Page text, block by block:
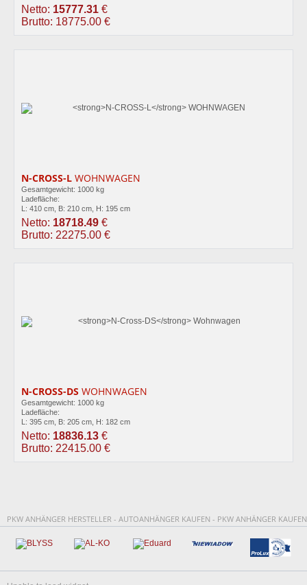
Netto: 15777.31 €
Brutto: 18775.00 €
N-CROSS-L WOHNWAGEN
Gesamtgewicht: 1000 kg
Ladefläche:
L: 410 cm, B: 210 cm, H: 195 cm
Netto: 18718.49 €
Brutto: 22275.00 €
N-CROSS-DS WOHNWAGEN
Gesamtgewicht: 1000 kg
Ladefläche:
L: 395 cm, B: 205 cm, H: 182 cm
Netto: 18836.13 €
Brutto: 22415.00 €
PKW ANHÄNGER HERSTELLER - AUTOANHÄNGER KAUFEN - PKW ANHÄNGER KAUFEN